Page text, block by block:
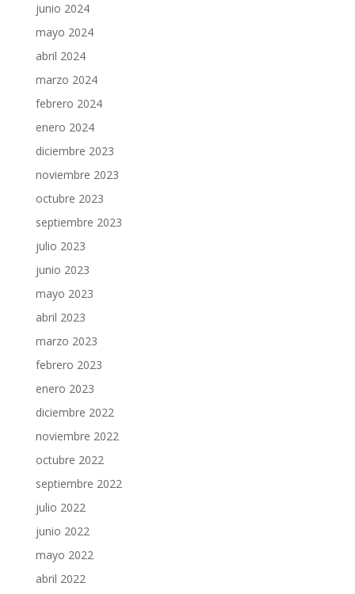
junio 2024
mayo 2024
abril 2024
marzo 2024
febrero 2024
enero 2024
diciembre 2023
noviembre 2023
octubre 2023
septiembre 2023
julio 2023
junio 2023
mayo 2023
abril 2023
marzo 2023
febrero 2023
enero 2023
diciembre 2022
noviembre 2022
octubre 2022
septiembre 2022
julio 2022
junio 2022
mayo 2022
abril 2022